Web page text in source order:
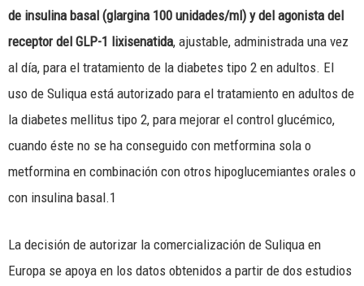
de insulina basal (glargina 100 unidades/ml) y del agonista del
receptor del GLP-1 lixisenatida, ajustable, administrada una vez
al día, para el tratamiento de la diabetes tipo 2 en adultos. El
uso de Suliqua está autorizado para el tratamiento en adultos de
la diabetes mellitus tipo 2, para mejorar el control glucémico,
cuando éste no se ha conseguido con metformina sola o
metformina en combinación con otros hipoglucemiantes orales o
con insulina basal.1
La decisión de autorizar la comercialización de Suliqua en
Europa se apoya en los datos obtenidos a partir de dos estudios